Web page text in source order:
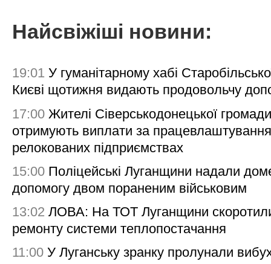
Найсвіжіші новини:
19:01 У гуманітарному хабі
Києві щотижня видають продовольчу
17:00 Жителі Сіверськодонецької
отримують виплати за
релокованих підприємствах
15:00 Поліцейські Луганщини надали
допомогу двом пораненим військовим
13:02 ЛОВА: На ТОТ Луганщини
ремонту системи теплопостачання
11:00 У Луганську зранку пролунали